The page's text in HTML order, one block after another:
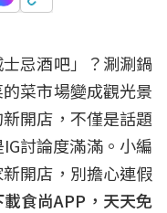
忌酒吧」？涮涮鍋
菜市場變成觀光景
開店，不僅是話題
IG討論度滿滿。小編
開店，別擔心連假
載食尚APP，天天免